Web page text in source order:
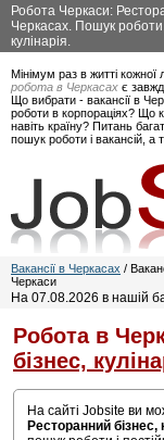
Робота Черкаси:
Черкасах. Пошук
кулінарія.
Мінімум раз в житті
робота в Черкасах є
Що вибрати - вакансії в
роботи в корпораціях? Що
навіть країну? Питань
пошук роботи і вакансій,
Вакансії в Черкасах /
Черкаси
На 07.08.2026 в нашій
Робота в
бізнес,
На сайті Jobsite ви
Ресторанний бізнес,